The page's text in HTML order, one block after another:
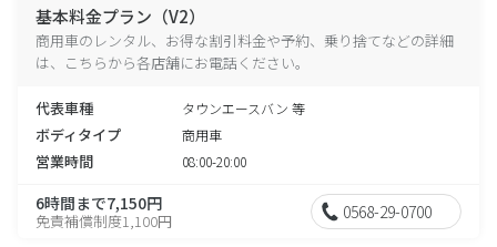
基本料金プラン（V2）
商用車のレンタル、お得な割引料金や予約、乗り捨てなどの詳細
は、こちらから各店舗にお電話ください。
代表車種 タウンエースバン 等
ボディタイプ 商用車
営業時間 08:00-20:00
6時間まで7,150円
免責補償制度1,100円 0568-29-0700